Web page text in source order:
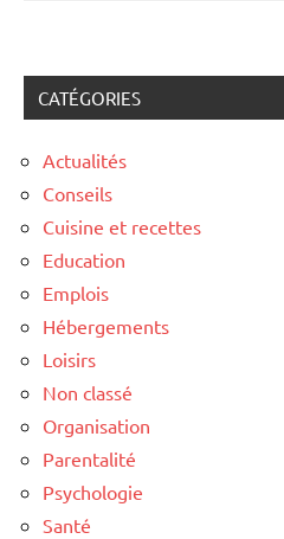
CATÉGORIES
Actualités
Conseils
Cuisine et recettes
Education
Emplois
Hébergements
Loisirs
Non classé
Organisation
Parentalité
Psychologie
Santé